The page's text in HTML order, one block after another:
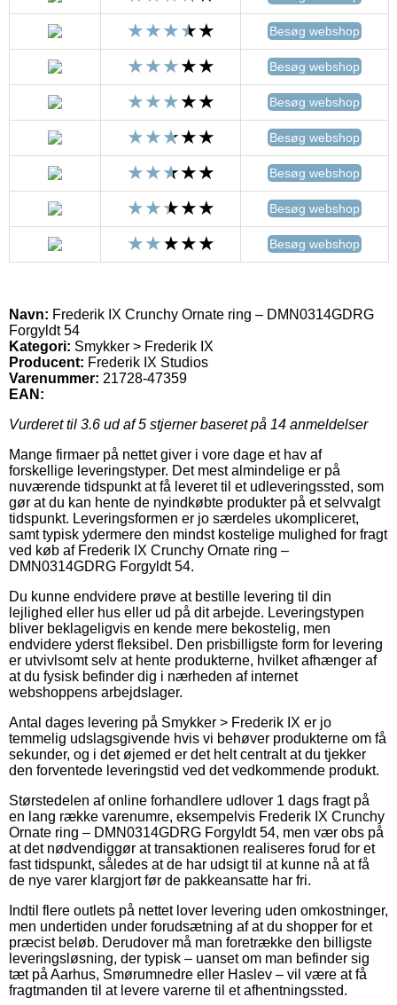
Besøg webshop
Besøg webshop
Besøg webshop
Besøg webshop
Besøg webshop
Besøg webshop
Besøg webshop
Navn: Frederik IX Crunchy Ornate ring – DMN0314GDRG
Forgyldt 54
Kategori: Smykker > Frederik IX
Producent: Frederik IX Studios
Varenummer: 21728-47359
EAN:
Vurderet til 3.6 ud af 5 stjerner baseret på 14 anmeldelser
Mange firmaer på nettet giver i vore dage et hav af
forskellige leveringstyper. Det mest almindelige er på
nuværende tidspunkt at få leveret til et udleveringssted, som
gør at du kan hente de nyindkøbte produkter på et selvvalgt
tidspunkt. Leveringsformen er jo særdeles ukompliceret,
samt typisk ydermere den mindst kostelige mulighed for fragt
ved køb af Frederik IX Crunchy Ornate ring –
DMN0314GDRG Forgyldt 54.
Du kunne endvidere prøve at bestille levering til din
lejlighed eller hus eller ud på dit arbejde. Leveringstypen
bliver beklageligvis en kende mere bekostelig, men
endvidere yderst fleksibel. Den prisbilligste form for levering
er utvivlsomt selv at hente produkterne, hvilket afhænger af
at du fysisk befinder dig i nærheden af internet
webshoppens arbejdslager.
Antal dages levering på Smykker > Frederik IX er jo
temmelig udslagsgivende hvis vi behøver produkterne om få
sekunder, og i det øjemed er det helt centralt at du tjekker
den forventede leveringstid ved det vedkommende produkt.
Størstedelen af online forhandlere udlover 1 dags fragt på
en lang række varenumre, eksempelvis Frederik IX Crunchy
Ornate ring – DMN0314GDRG Forgyldt 54, men vær obs på
at det nødvendiggør at transaktionen realiseres forud for et
fast tidspunkt, således at de har udsigt til at kunne nå at få
de nye varer klargjort før de pakkeansatte har fri.
Indtil flere outlets på nettet lover levering uden omkostninger,
men undertiden under forudsætning af at du shopper for et
præcist beløb. Derudover må man foretrække den billigste
leveringsløsning, der typisk – uanset om man befinder sig
tæt på Aarhus, Smørumnedre eller Haslev – vil være at få
fragtmanden til at levere varerne til et afhentningssted.